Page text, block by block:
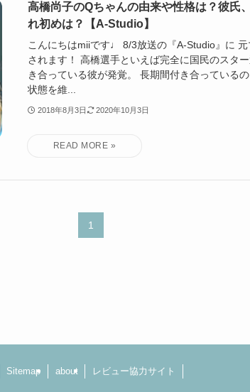
高橋尚子のQちゃんの由来や性格は？彼氏
れ初めは？【A-Studio】
こんにちはmiiです♩ 8/3放送の『A-Studio』に
されます！ 高橋選手といえば完全に国民のスタ
き合っている彼が発覚。 長期間付き合っている
状態を維...
2018年8月3日 2020年10月3日
1
Sitemap about レビュー協力サイト